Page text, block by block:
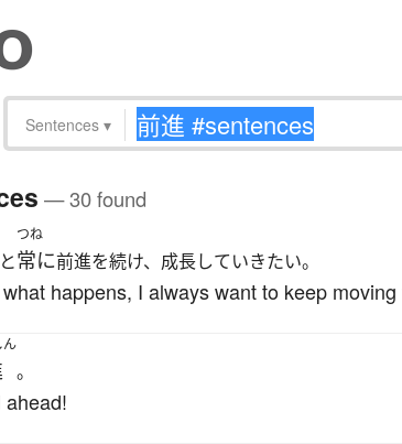
Sentences ▾
— 30 found
つね
常に前進を続け、成長していきたい。
happens, I always want to keep
ん
。
ahead!